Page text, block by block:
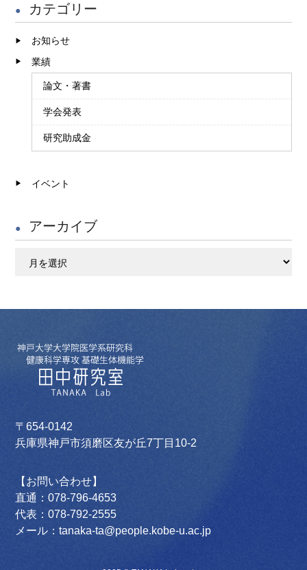
カテゴリー
お知らせ
業績
論文・著書
学会発表
研究助成金
イベント
アーカイブ
〒654-0142
兵庫県神戸市須磨区友が丘7丁目10-2
【お問い合わせ】
直通：078-796-4653
代表：078-792-2555
メール：tanaka-ta@people.kobe-u.ac.jp